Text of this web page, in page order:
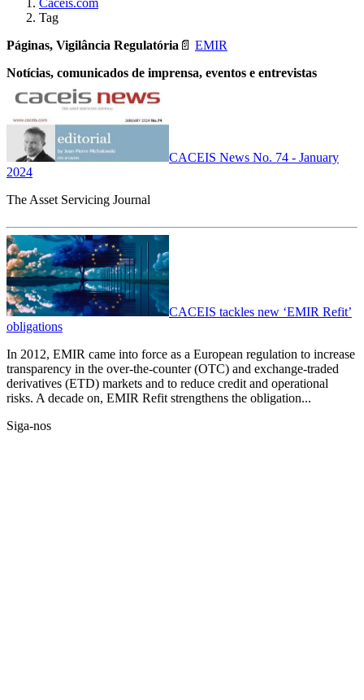
Caceis.com
Tag
Páginas, Vigilância Regulatória 📄 EMIR
Notícias, comunicados de imprensa, eventos e entrevistas
CACEIS News No. 74 - January
2024
The Asset Servicing Journal
CACEIS tackles new ‘EMIR Refit’
obligations
In 2012, EMIR came into force as a European regulation to increase
transparency in the over-the-counter (OTC) and exchange-traded
derivatives (ETD) markets and to reduce credit and operational
risks. A decade on, EMIR Refit strengthens the obligation...
Siga-nos